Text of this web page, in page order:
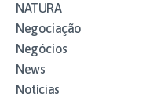
NATURA
Negociação
Negócios
News
Notícias